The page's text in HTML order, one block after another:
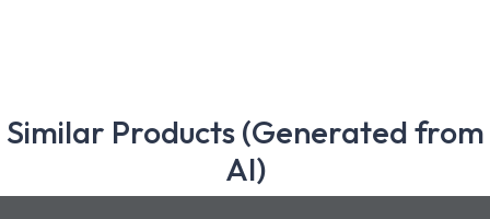
Similar Products (Generated from
AI)